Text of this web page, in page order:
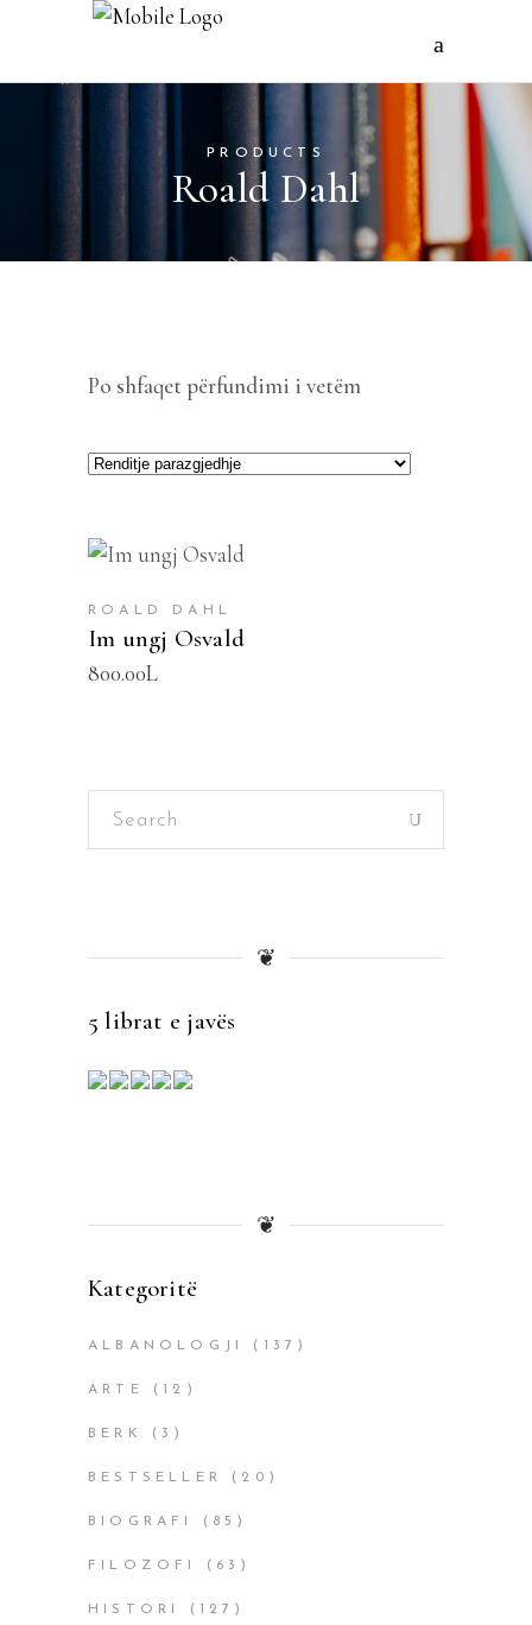
PRODUCTS
Roald Dahl
Po shfaqet përfundimi i vetëm
SHTOJE NË SHPORTË
ROALD DAHL
Im ungj Osvald
800.00L
Search
❦
5 librat e javës
❦
Kategoritë
ALBANOLOGJI (137)
ARTE (12)
BERK (3)
BESTSELLER (20)
BIOGRAFI (85)
FILOZOFI (63)
HISTORI (127)